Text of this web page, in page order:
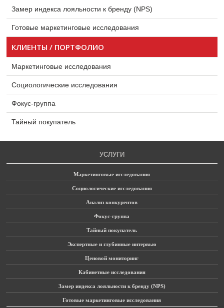
Замер индекса лояльности к бренду (NPS)
Готовые маркетинговые исследования
КЛИЕНТЫ / ПОРТФОЛИО
Маркетинговые исследования
Социологические исследования
Фокус-группа
Тайный покупатель
УСЛУГИ
Маркетинговые исследования
Социологические исследования
Анализ конкурентов
Фокус-группа
Тайный покупатель
Экспертные и глубинные интервью
Ценовой мониторинг
Кабинетные исследования
Замер индекса лояльности к бренду (NPS)
Готовые маркетинговые исследования